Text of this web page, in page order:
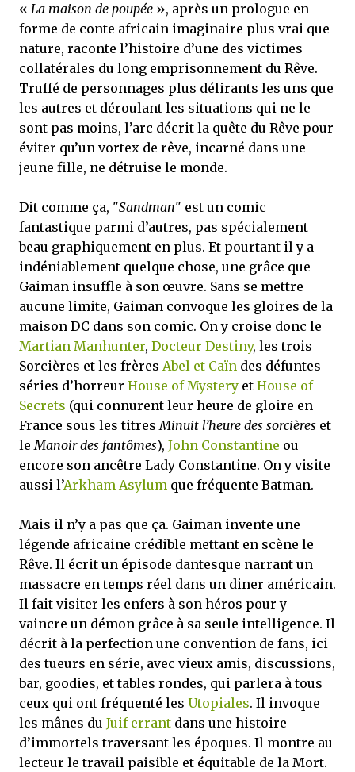
« La maison de poupée », après un prologue en
forme de conte africain imaginaire plus vrai que
nature, raconte l’histoire d’une des victimes
collatérales du long emprisonnement du Rêve.
Truffé de personnages plus délirants les uns que
les autres et déroulant les situations qui ne le
sont pas moins, l’arc décrit la quête du Rêve pour
éviter qu’un vortex de rêve, incarné dans une
jeune fille, ne détruise le monde.
Dit comme ça, "Sandman" est un comic
fantastique parmi d’autres, pas spécialement
beau graphiquement en plus. Et pourtant il y a
indéniablement quelque chose, une grâce que
Gaiman insuffle à son œuvre. Sans se mettre
aucune limite, Gaiman convoque les gloires de la
maison DC dans son comic. On y croise donc le
Martian Manhunter, Docteur Destiny, les trois
Sorcières et les frères Abel et Caïn des défuntes
séries d’horreur House of Mystery et House of
Secrets (qui connurent leur heure de gloire en
France sous les titresMinuit l’heure des sorcières et
leManoir des fantômes), John Constantine ou
encore son ancêtre Lady Constantine. On y visite
aussi l’Arkham Asylum que fréquente Batman.
Mais il n’y a pas que ça. Gaiman invente une
légende africaine crédible mettant en scène le
Rêve. Il écrit un épisode dantesque narrant un
massacre en temps réel dans un diner américain.
Il fait visiter les enfers à son héros pour y
vaincre un démon grâce à sa seule intelligence. Il
décrit à la perfection une convention de fans, ici
des tueurs en série, avec vieux amis, discussions,
bar, goodies, et tables rondes, qui parlera à tous
ceux qui ont fréquenté les Utopiales. Il invoque
les mânes du Juif errant dans une histoire
d’immortels traversant les époques. Il montre au
lecteur le travail paisible et équitable de la Mort.